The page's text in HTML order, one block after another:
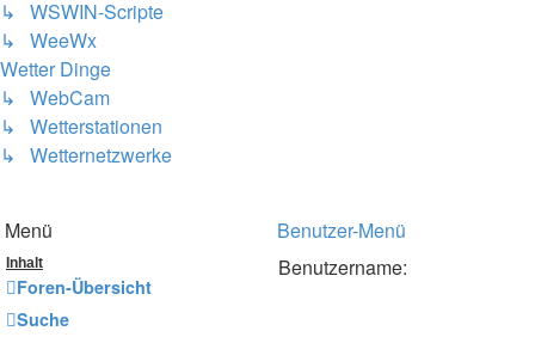
↳ WSWIN-Scripte
↳ WeeWx
Wetter Dinge
↳ WebCam
↳ Wetterstationen
↳ Wetternetzwerke
Menü
Inhalt
Foren-Übersicht
Suche
Benutzer-Menü
Benutzername: